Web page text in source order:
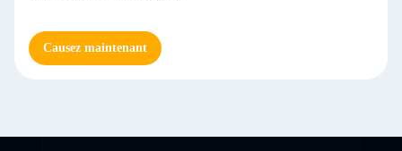
Causez maintenant